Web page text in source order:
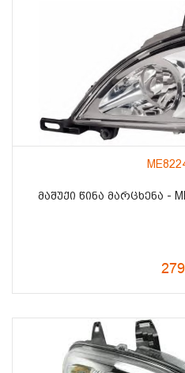
ᲛᲐᲨᲣᲥᲘ ᲬᲘᲜᲐ ᲛᲐᲠᲪᲮᲔᲜᲐ -